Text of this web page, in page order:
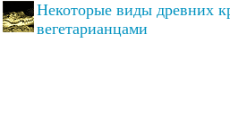
Некоторые виды древних
вегетарианцами